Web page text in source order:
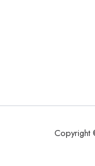
Copyright